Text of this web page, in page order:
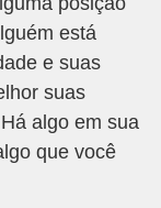
está
e suas
suas
algo em sua
que você